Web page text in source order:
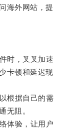
海外网站，提
时，叉叉加速
卡顿和延迟现
根据自己的需
无阻。
体验，让用户